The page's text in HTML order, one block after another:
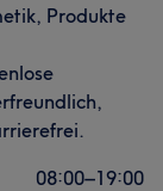
Produkte
08:00–19:00